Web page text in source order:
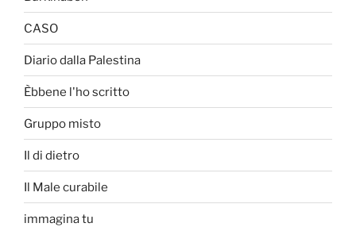
CASO
Diario dalla Palestina
Èbbene l'ho scritto
Gruppo misto
Il di dietro
Il Male curabile
immagina tu